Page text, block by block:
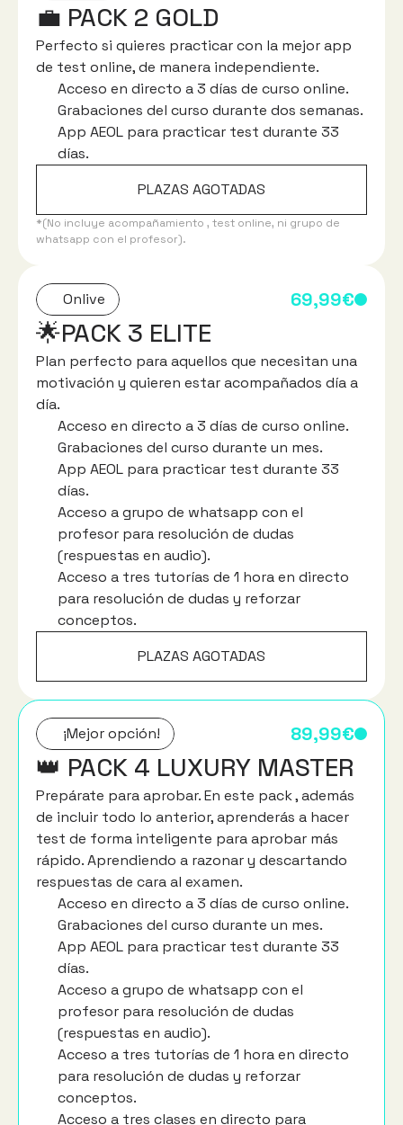
💼 PACK 2 GOLD
Perfecto si quieres practicar con la mejor app
de test online, de manera independiente.
Acceso en directo a 3 días de curso online.
Grabaciones del curso durante dos semanas.
App AEOL para practicar test durante 33
días.
PLAZAS AGOTADAS
*(No incluye acompañamiento , test online, ni grupo de
whatsapp con el profesor).
Onlive 69,99€
🌟PACK 3 ELITE
Plan perfecto para aquellos que necesitan una
motivación y quieren estar acompañados día a
día.
Acceso en directo a 3 días de curso online.
Grabaciones del curso durante un mes.
App AEOL para practicar test durante 33
días.
Acceso a grupo de whatsapp con el
profesor para resolución de dudas
(respuestas en audio).
Acceso a tres tutorías de 1 hora en directo
para resolución de dudas y reforzar
conceptos.
PLAZAS AGOTADAS
¡Mejor opción! 89,99€
👑 PACK 4 LUXURY MASTER
Prepárate para aprobar. En este pack , además
de incluir todo lo anterior, aprenderás a hacer
test de forma inteligente para aprobar más
rápido. Aprendiendo a razonar y descartando
respuestas de cara al examen.
Acceso en directo a 3 días de curso online.
Grabaciones del curso durante un mes.
App AEOL para practicar test durante 33
días.
Acceso a grupo de whatsapp con el
profesor para resolución de dudas
(respuestas en audio).
Acceso a tres tutorías de 1 hora en directo
para resolución de dudas y reforzar
conceptos.
Acceso a tres clases en directo para